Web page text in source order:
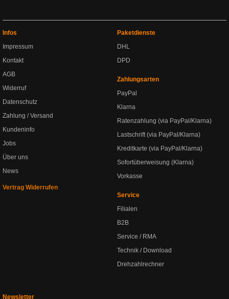
Infos
Impressum
Kontakt
AGB
Widerruf
Datenschutz
Zahlung / Versand
Kundeninfo
Jobs
Über uns
News
Vertrag Widerrufen
Paketdienste
DHL
DPD
Zahlungsarten
PayPal
Klarna
Ratenzahlung (via PayPal/Klarna)
Lastschrift (via PayPal/Klarna)
Kreditkarte (via PayPal/Klarna)
Sofortüberweisung (Klarna)
Vorkasse
Service
Filialen
B2B
Service / RMA
Technik / Download
Drehzahlrechner
Newsletter